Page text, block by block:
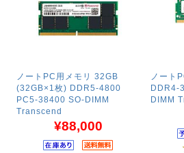
ノートPC用メモリ 32GB
(32GB×1枚) DDR5-4800
PC5-38400 SO-DIMM
Transcend
¥88,000
ノート
DDR4-
DIMM